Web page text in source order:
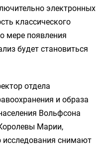
электронных
классического
мере появления
будет становиться
отдела
и образа
Вольфсона
Марии,
исследования снимают